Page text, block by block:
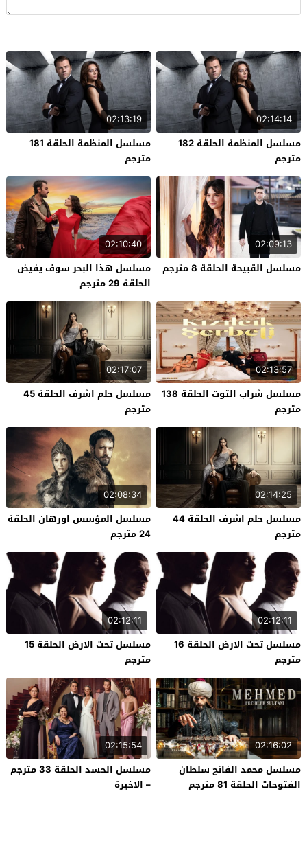
02:14:14
مسلسل المنظمة الحلقة 182
مترجم
02:13:19
مسلسل المنظمة الحلقة 181
مترجم
02:09:13
مسلسل القبيحة الحلقة 8 مترجم
02:10:40
مسلسل هذا البحر سوف يفيض
الحلقة 29 مترجم
02:13:57
مسلسل شراب التوت الحلقة 138
مترجم
02:17:07
مسلسل حلم اشرف الحلقة 45
مترجم
02:14:25
مسلسل حلم اشرف الحلقة 44
مترجم
02:08:34
مسلسل المؤسس اورهان الحلقة
24 مترجم
02:12:11
مسلسل تحت الارض الحلقة 16
مترجم
02:12:11
مسلسل تحت الارض الحلقة 15
مترجم
02:16:02
مسلسل محمد الفاتح سلطان
الفتوحات الحلقة 81 مترجم
02:15:54
مسلسل الحسد الحلقة 33 مترجم
– الاخيرة